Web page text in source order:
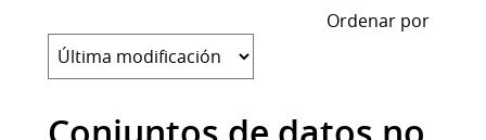
Ordenar por